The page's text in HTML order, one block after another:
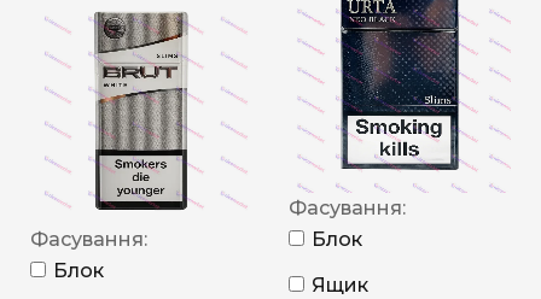
Фасування:
Блок
Фасування:
Блок
Ящик